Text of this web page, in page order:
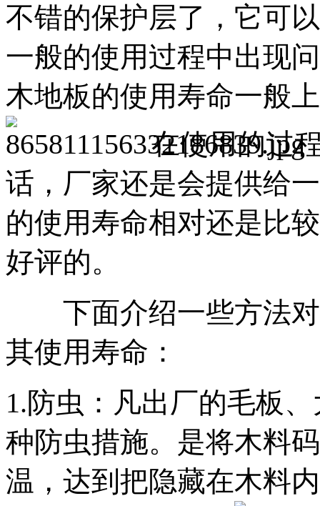
不错的保护层了，它可
一般的使用过程中出现
木地板的使用寿命一般
在使用的过
话，厂家还是会提供给
的使用寿命相对还是比
好评的。
下面介绍一些方法对
其使用寿命：
1.防虫：凡出厂的毛板
种防虫措施。是将木料
温，达到把隐藏在木料